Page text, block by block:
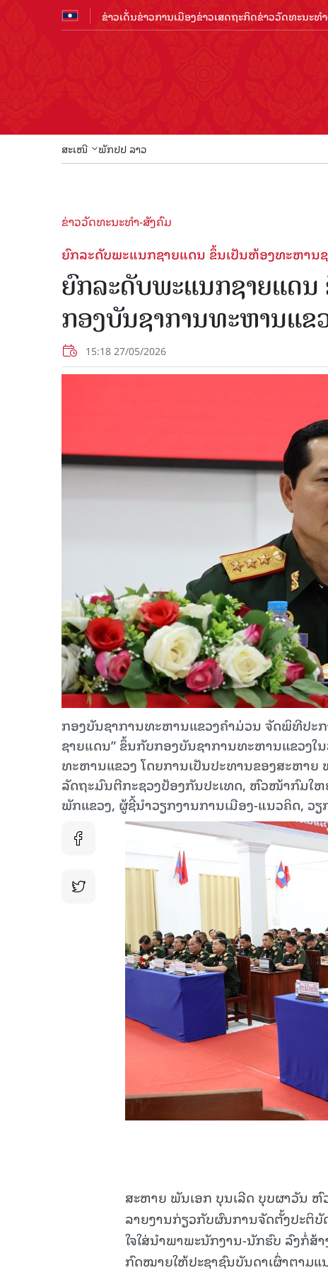
ຂ່າວເດັ່ນຂ່າວການເມືອງຂ່າວເສດຖະກິດຂ່າວວັດທະນະທ
ສະເໜີ ພັກປປ ລາວ
ຂ່າວວັດທະນະທຳ-ສັງຄົມ
ຍົກລະດັບພະແນກຊາຍແດນ ຂຶ້ນເປັນຫ້ອງທະຫານ
ຍົກລະດັບພະແນກຊາຍແດ
ກອງບັນຊາການທະຫານແຂ
15:18 27/05/2026
ກອງບັນຊາການທະຫານແຂວງຄຳມ່ວນ ຈັດພິທີປະ
ຊາຍແດນ” ຂຶ້ນກັບກອງບັນຊາການທະຫານແຂວງ
ທະຫານແຂວງ ໂດຍການເປັນປະທານຂອງສະຫາ
ລັດຖະມົນຕີກະຊວງປ້ອງກັນປະເທດ, ຫົວໜ້າກົມໃຫ
ພັກແຂວງ, ຜູ້ຊີ້ນຳວຽກງານການເມືອງ-ແນວຄິດ,
ສະຫາຍ ພັນເອກ ບຸນເລີດ ບຸບຜາວັນ
ລາຍງານກ່ຽວກັບຜົນການຈັດຕັ້ງປະຕິບັ
ໃຈໃສ່ນຳພາພະນັກງານ-ນັກຮົບ ລົງກໍ່ສ້
ກົດໝາຍໃຫ້ປະຊາຊົນບັນດາເຜົ່າຕາມ